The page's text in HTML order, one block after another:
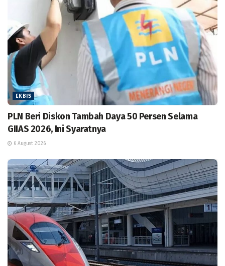
EKBIS
PLN Beri Diskon Tambah Daya 50 Persen Selama
GIIAS 2026, Ini Syaratnya
6 August 2026